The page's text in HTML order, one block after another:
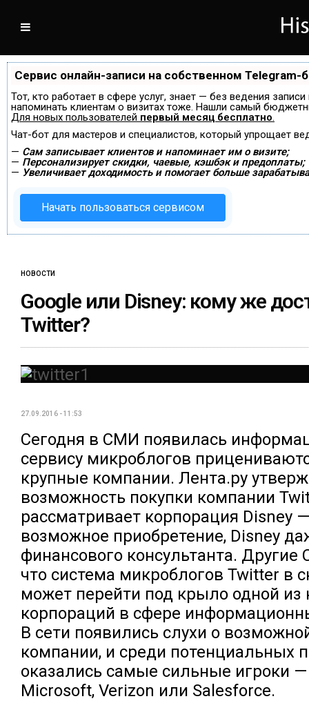
Сервис онлайн-записи на собственном Telegram-
Тот, кто работает в сфере услуг, знает — без ведения
напоминать клиентам о визитах тоже. Нашли самый
Для новых пользователей первый месяц бесплатно.
Чат-бот для мастеров и специалистов, который упрощает
— Сам записывает клиентов и напоминает им о визите;
— Персонализирует скидки, чаевые, кэшбэк и предоплаты;
— Увеличивает доходимость и помогает больше
Начать пользоваться сервисом
НОВОСТИ
Google или Disney: кому же
Twitter?
27.09.2016 - 11:53
Сегодня в СМИ появилась
сервису микроблогов
крупные компании. Лента.ру
возможность покупки компании
рассматривает корпорация Disney
возможное приобретение, Disney
финансового консультанта.
что система микроблогов Twitter в
может перейти под крыло одной из
корпораций в сфере
В сети появились слухи о
компании, и среди потенциальных
оказались самые сильные игроки —
Microsoft, Verizon или Salesforce.